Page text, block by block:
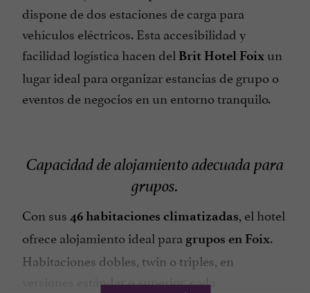
dispone de dos estaciones de carga para
vehículos eléctricos. Esta accesibilidad y
facilidad logística hacen del Brit Hotel Foix un
lugar ideal para organizar estancias de grupo o
eventos de negocios en un entorno tranquilo.
Capacidad de alojamiento adecuada para
grupos.
Con sus 46 habitaciones climatizadas, el hotel
ofrece alojamiento ideal para grupos en Foix.
Habitaciones dobles, twin o triples, en
versiones estándar o superior, cada